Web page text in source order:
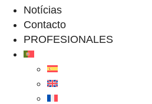
Notícias
Contacto
PROFESIONALES